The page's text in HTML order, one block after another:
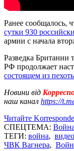
Ранее сообщалось,
сутки 930
армии с начала
Разведка Британии
РФ продолжает
состоящем из
Новини від
наш канал https://
Читайте
СПЕЦТЕМА:
ТЕГИ: война, видео
ЧВК Вагнера,